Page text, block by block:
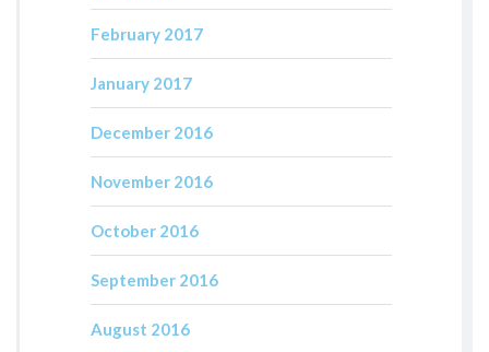
February 2017
January 2017
December 2016
November 2016
October 2016
September 2016
August 2016